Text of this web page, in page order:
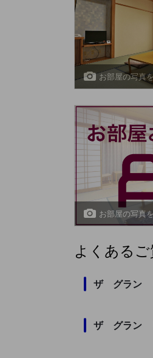
お部屋の写真
お部屋の写真
よくある
ザ グラン
ザ グラン